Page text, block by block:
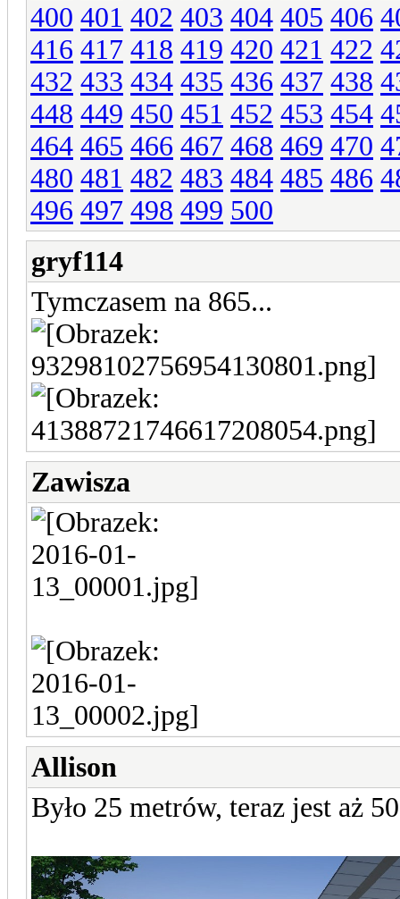
400 401 402 403 404 405 406
416 417 418 419 420 421 422
432 433 434 435 436 437 438
448 449 450 451 452 453 454
464 465 466 467 468 469 470
480 481 482 483 484 485 486
496 497 498 499 500
gryf114
Tymczasem na 865...
Zawisza
Allison
Było 25 metrów, teraz jest aż